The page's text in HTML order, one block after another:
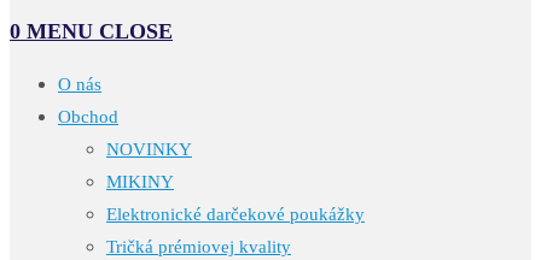
0 MENU CLOSE
O nás
Obchod
NOVINKY
MIKINY
Elektronické darčekové poukážky
Tričká prémiovej kvality